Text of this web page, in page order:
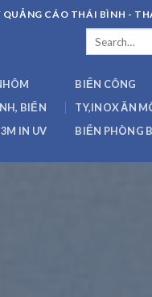
QUẢNG CÁO THÁI BÌNH -
Search
BIỂN
IN UV
BIỂN CÔNG
TY,INOX ĂN
BIỂN PHÒNG